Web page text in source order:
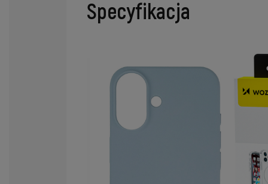
Specyfikacja